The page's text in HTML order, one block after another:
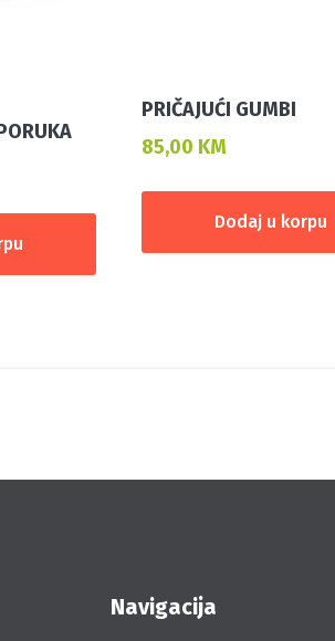
PRIČAJUĆI GUMBI
85,00 KM
Dodaj u korpu
Navigacija